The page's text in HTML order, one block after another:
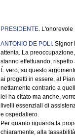
PRESIDENTE.
ANTONIO DE POLI . Signor
attenta. La
stanno effettuando,
È vero, su questo
ai progetti in essere, al
nettamente contrario a
lei ha citato ma anche,
livelli essenziali di
e ospedaliero.
Per quanto riguarda la
chiaramente, alla